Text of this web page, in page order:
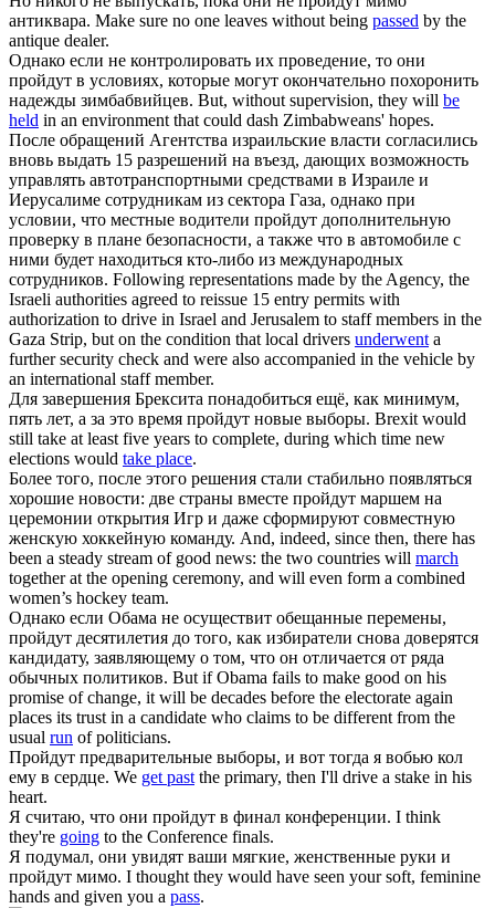
антиквара. Make sure no one leaves without being passed by the
antique dealer.
Однако если не контролировать их проведение, то они
пройдут в условиях, которые могут окончательно похоронить
надежды зимбабвийцев. But, without supervision, they will be
held in an environment that could dash Zimbabweans' hopes.
После обращений Агентства израильские власти согласились
вновь выдать 15 разрешений на въезд, дающих возможность
управлять автотранспортными средствами в Израиле и
Иерусалиме сотрудникам из сектора Газа, однако при
условии, что местные водители пройдут дополнительную
проверку в плане безопасности, а также что в автомобиле с
ними будет находиться кто-либо из международных
сотрудников. Following representations made by the Agency, the
Israeli authorities agreed to reissue 15 entry permits with
authorization to drive in Israel and Jerusalem to staff members in the
Gaza Strip, but on the condition that local drivers underwenta
further security check and were also accompanied in the vehicle by
an international staff member.
Для завершения Брексита понадобиться ещё, как минимум,
пять лет, а за это время пройдут новые выборы. Brexit would
still take at least five years to complete, during which time new
elections would take place.
Более того, после этого решения стали стабильно появляться
хорошие новости: две страны вместе пройдут маршем на
церемонии открытия Игр и даже сформируют совместную
женскую хоккейную команду. And, indeed, since then, there has
been a steady stream of good news: the two countries will march
together at the opening ceremony, and will even form a combined
women’s hockey team.
Однако если Обама не осуществит обещанные перемены,
пройдут десятилетия до того, как избиратели снова доверятся
кандидату, заявляющему о том, что он отличается от ряда
обычных политиков. But if Obama fails to make good on his
promise of change, it will be decades before the electorate again
places its trust in a candidate who claims to be different from the
usual run of politicians.
Пройдут предварительные выборы, и вот тогда я вобью кол
ему в сердце. We get pastthe primary, then I'll drive a stake in his
heart.
Я считаю, что они пройдут в финал конференции. I think
they're going to the Conference finals.
Я подумал, они увидят ваши мягкие, женственные руки и
пройдут мимо. I thought they would have seen your soft, feminine
hands and given you a pass.